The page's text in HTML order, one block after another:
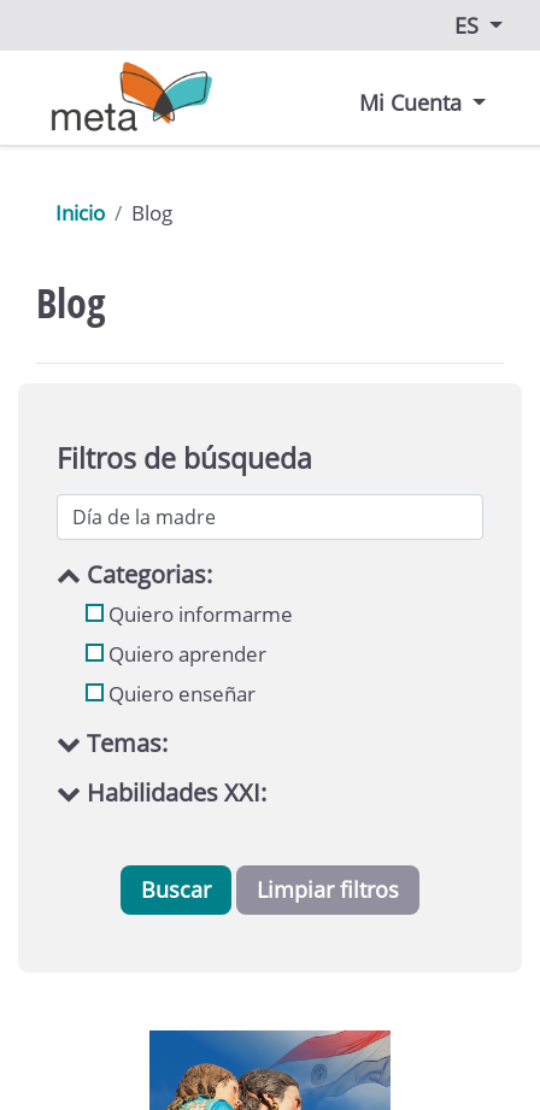
ES
Mi Cuenta
Inicio Blog
Blog
Filtros de búsqueda
Categorias:
Quiero informarme
Quiero aprender
Quiero enseñar
Temas:
Habilidades XXI:
Buscar Limpiar filtros